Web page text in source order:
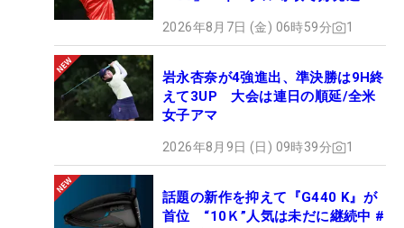
2026年8月7日 (金) 06時59分 1
岩永杏奈が4強進出、準決勝は9H終
えて3UP 大会は連日の順延/全米
女子アマ
2026年8月9日 (日) 09時39分 1
話題の新作を抑えて『G440 K』が
首位 “10Ｋ”人気は未だに継続中 #